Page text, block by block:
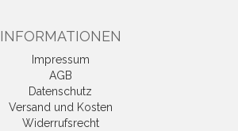
INFORMATIONEN
Impressum
AGB
Datenschutz
Versand und Kosten
Widerrufsrecht